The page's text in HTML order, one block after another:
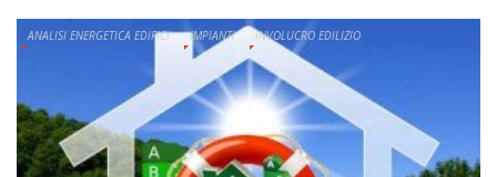
ANALISI ENERGETICA EDIFICI IMPIANTI INVOLUCRO EDILIZIO